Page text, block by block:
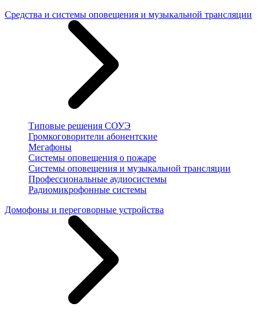
Средства и системы оповещения и музыкальной трансляции
Типовые решения СОУЭ
Громкоговорители абонентские
Мегафоны
Системы оповещения о пожаре
Системы оповещения и музыкальной трансляции
Профессиональные аудиосистемы
Радиомикрофонные системы
Домофоны и переговорные устройства